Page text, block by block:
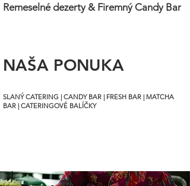
Remeselné dezerty & Firemný Candy Bar
NAŠA PONUKA
SLANÝ CATERING | CANDY BAR | FRESH BAR | MATCHA
BAR | CATERINGOVÉ BALÍČKY